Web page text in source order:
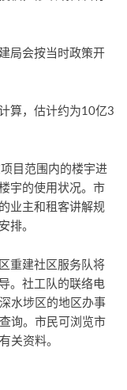
局会按当时政策开
算，估计约为10亿3
目范围内的楼宇进
宇的使用状况。市
业主和租客讲解规
排。
重建社区服务队将
。社工队的联络电
水埗区的地区办事
询。市民可浏览市
关资料。